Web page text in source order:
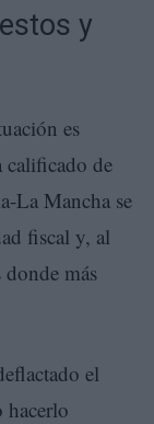
y
es
calificado de
La Mancha se
fiscal y, al
más
el
hacerlo